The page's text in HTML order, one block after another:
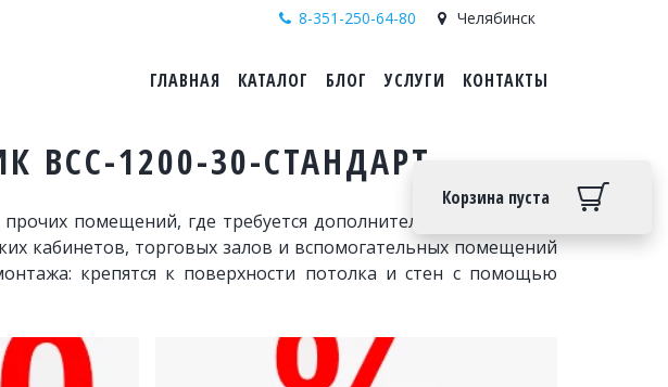
Челябинск
8-351-250-64-80
ГЛАВНАЯ КАТАЛОГ БЛОГ УСЛУГИ КОНТАКТЫ
1200-30-СТАНДАРТ
помещений, где требуется дополнительная защита от
кабинетов, торговых залов и вспомогательных помещений
крепятся к поверхности потолка и стен с помощью
Корзина пуста